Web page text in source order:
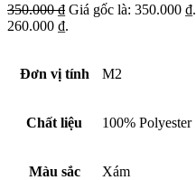
350.000₫ Giá gốc là: 350.000 ₫.
260.000 ₫.
Đơn vị tính M2
Chất liệu 100% Polyester
Màu sắc Xám